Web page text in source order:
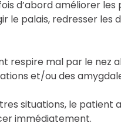
d’abord améliorer
le palais, redresser les
respire mal par le nez
et/ou des
situations, le
immédiatement.